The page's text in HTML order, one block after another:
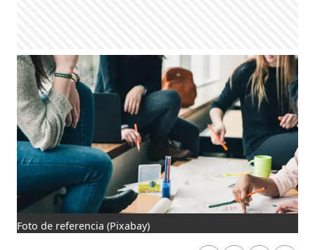
Foto de referencia (Pixabay)